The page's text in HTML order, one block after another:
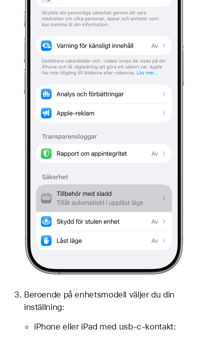
Beroende på enhetsmodell väljer du din
inställning:
iPhone eller iPad med usb-c-kontakt: